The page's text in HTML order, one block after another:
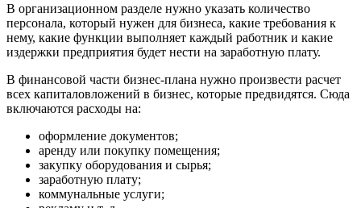
В организационном разделе нужно указать количество
персонала, который нужен для бизнеса, какие требования к
нему, какие функции выполняет каждый работник и какие
издержки предприятия будет нести на заработную плату.
В финансовой части бизнес-плана нужно произвести расчет
всех капиталовложений в бизнес, которые предвидятся. Сюда
включаются расходы на:
оформление документов;
аренду или покупку помещения;
закупку оборудования и сырья;
заработную плату;
коммунальные услуги;